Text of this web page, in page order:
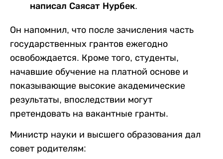
написал Саясат Нурбек.
Он напомнил, что после зачисления часть
государственных грантов ежегодно
освобождается. Кроме того, студенты,
начавшие обучение на платной основе и
показывающие высокие академические
результаты, впоследствии могут
претендовать на вакантные гранты.
Министр науки и высшего образования дал
совет родителям: